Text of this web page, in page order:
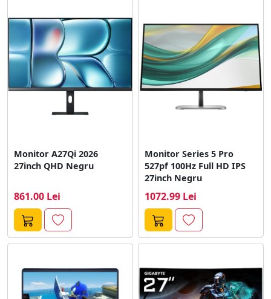
Monitor A27Qi 2026
27inch QHD Negru
861.00 Lei
Monitor Series 5 Pro
527pf 100Hz Full HD IPS
27inch Negru
1072.99 Lei